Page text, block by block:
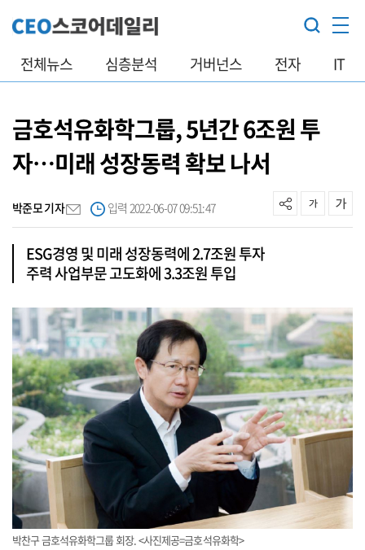
전체뉴스 심층분석 거버넌스 전자 IT
금호석유화학그룹, 5년간 6조원 투
자…미래 성장동력 확보 나서
박준모 기자 입력 2022-06-07 09:51:47
ESG경영 및 미래 성장동력에 2.7조원 투자
주력 사업부문 고도화에 3.3조원 투입
박찬구 금호석유화학그룹 회장. <사진제공=금호석유화학>